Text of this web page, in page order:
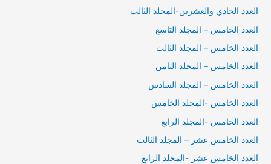
العدد الحادي والعشرين-المجلد الثالث
العدد الخامس – المجلد التاسغ
العدد الخامس – المجلد الثالث
العدد الخامس – المجلد الثامن
العدد الخامس – المجلد السادس
العدد الخامس -المجلد الخامس
العدد الخامس -المجلد الرابع
العدد الخامس عشر – المجلد الثالث
العدد الخامس عشر -المجلد الرابع